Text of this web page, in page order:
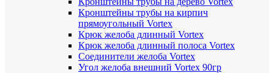
Кронштейны трубы на кирпич
прямоугольный Vortex
Крюк желоба длинный Vortex
Крюк желоба длинный полоса Vortex
Соединители желоба Vortex
Угол желоба внешний Vortex 90гр